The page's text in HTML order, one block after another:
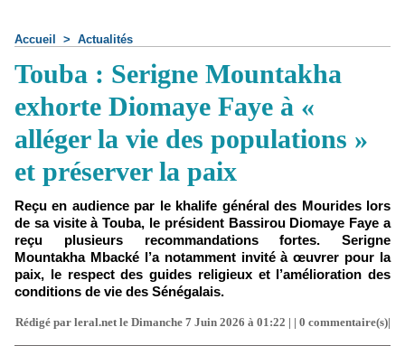
Accueil > Actualités
Touba : Serigne Mountakha
exhorte Diomaye Faye à «
alléger la vie des populations »
et préserver la paix
Reçu en audience par le khalife général des Mourides lors
de sa visite à Touba, le président Bassirou Diomaye Faye a
reçu plusieurs recommandations fortes. Serigne
Mountakha Mbacké l’a notamment invité à œuvrer pour la
paix, le respect des guides religieux et l’amélioration des
conditions de vie des Sénégalais.
Rédigé par leral.net le Dimanche 7 Juin 2026 à 01:22 | | 0 commentaire(s)|